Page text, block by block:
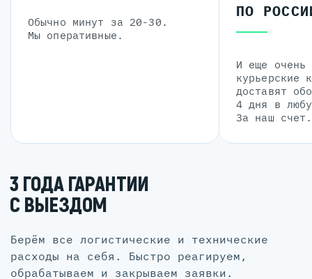
Обычно минут за 20-30.
Мы оперативные.
ПО
И еще очень
курьерские
доставят
4 дня в
За наш счет.
3 ГОДА ГАРАНТИИ
С ВЫЕЗДОМ
Берём все логистические и технические
расходы на себя. Быстро реагируем,
обрабатываем и закрываем заявки.